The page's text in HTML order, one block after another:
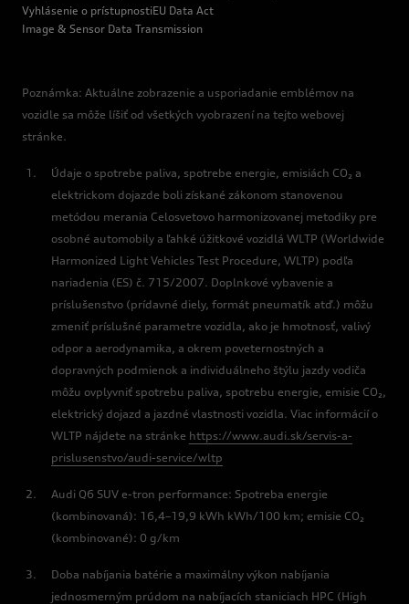
Vyhlásenie o prístupnostiEU Data Act
Image & Sensor Data Transmission
Poznámka: Aktuálne zobrazenie a usporiadanie emblémov na
vozidle sa môže líšiť od všetkých vyobrazení na tejto webovej
stránke.
Údaje o spotrebe paliva, spotrebe energie, emisiách CO₂ a
elektrickom dojazde boli získané zákonom stanovenou
metódou merania Celosvetovo harmonizovanej metodiky pre
osobné automobily a ľahké úžitkové vozidlá WLTP (Worldwide
Harmonized Light Vehicles Test Procedure, WLTP) podľa
nariadenia (ES) č. 715/2007. Doplnkové vybavenie a
príslušenstvo (prídavné diely, formát pneumatík atď.) môžu
zmeniť príslušné parametre vozidla, ako je hmotnosť, valivý
odpor a aerodynamika, a okrem poveternostných a
dopravných podmienok a individuálneho štýlu jazdy vodiča
môžu ovplyvniť spotrebu paliva, spotrebu energie, emisie CO₂,
elektrický dojazd a jazdné vlastnosti vozidla. Viac informácií o
WLTP nájdete na stránke https://www.audi.sk/servis-a-
prislusenstvo/audi-service/wltp
Audi Q6 SUV e-tron performance: Spotreba energie
(kombinovaná): 16,4–19,9 kWh kWh/100 km; emisie CO₂
(kombinované): 0 g/km
Doba nabíjania batérie a maximálny výkon nabíjania
jednosmerným prúdom na nabíjacích staniciach HPC (High